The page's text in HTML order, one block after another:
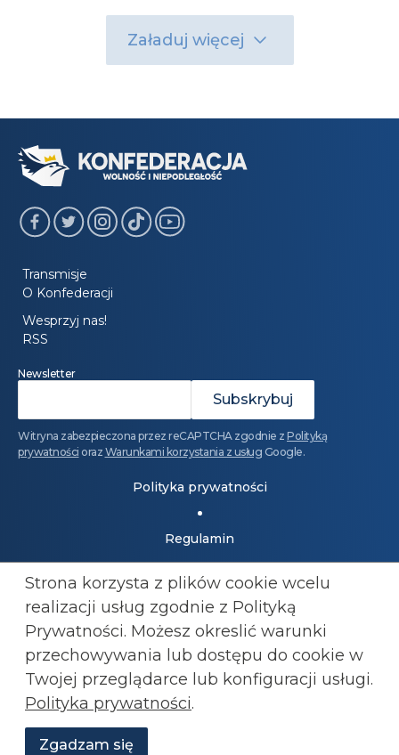
Załaduj więcej
Transmisje
O Konfederacji
Wesprzyj nas!
RSS
Newsletter
Witryna zabezpieczona przez reCAPTCHA zgodnie z Polityką
prywatności oraz Warunkami korzystania z usług Google.
Polityka prywatności
Regulamin
Dołącz do Konfederacji: 501 447 977
kluby@konfederacja.pl
Kontakt dla mediów: 690 868 101
biuro.prasowe@konfederacja.pl
Zobacz uproszczoną wersję strony
Strona korzysta z plików cookie wcelu
realizacji usług zgodnie z Polityką
Prywatności. Możesz okreslić warunki
przechowywania lub dostępu do cookie w
Twojej przeglądarce lub konfiguracji usługi.
Polityka prywatności.
Zgadzam się